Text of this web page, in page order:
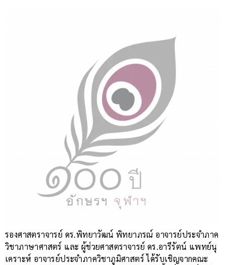
รองศาสตราจารย์ ดร.พิทยาวัฒน์ พิทยาภรณ์ อาจารย์ประจำภาค
วิชาภาษาศาสตร์ และ ผู้ช่วยศาสตราจารย์ ดร.อารีรัตน์ แพทย์นุ
เคราะห์ อาจารย์ประจำภาควิชาภูมิศาสตร์ ได้รับเชิญจากคณะ